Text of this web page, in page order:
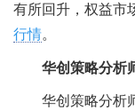
有所回升，权益市
行情。
华创策略分析
华创策略分析